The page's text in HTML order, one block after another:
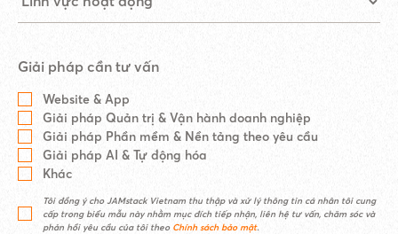
Giải pháp cần tư vấn
Website & App
Giải pháp Quản trị & Vận hành doanh nghiệp
Giải pháp Phần mềm & Nền tảng theo yêu cầu
Giải pháp AI & Tự động hóa
Khác
Tôi đồng ý cho JAMstack Vietnam thu thập và xử lý thông tin cá nhân tôi cung
cấp trong biểu mẫu này nhằm mục đích tiếp nhận, liên hệ tư vấn, chăm sóc và
phản hồi yêu cầu của tôi theo Chính sách bảo mật.